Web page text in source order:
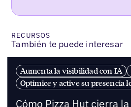
RECURSOS
También te puede interesar
Aumenta la visibilidad con IA
Optimice y active su presencia
Cómo Pizza Hut cierra